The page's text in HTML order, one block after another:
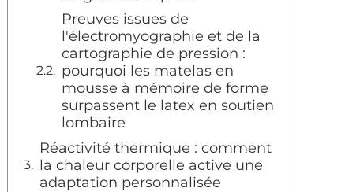
Preuves issues de
l'électromyographie et de la
cartographie de pression :
pourquoi les matelas en
mousse à mémoire de forme
surpassent le latex en soutien
lombaire
Réactivité thermique : comment
la chaleur corporelle active une
adaptation personnalisée